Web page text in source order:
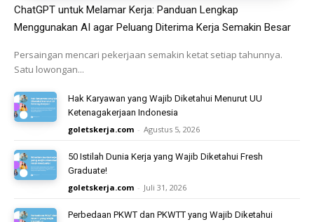
ChatGPT untuk Melamar Kerja: Panduan Lengkap
Menggunakan AI agar Peluang Diterima Kerja Semakin Besar
Persaingan mencari pekerjaan semakin ketat setiap tahunnya.
Satu lowongan...
Hak Karyawan yang Wajib Diketahui Menurut UU
Ketenagakerjaan Indonesia
goletskerja.com - Agustus 5, 2026
50 Istilah Dunia Kerja yang Wajib Diketahui Fresh
Graduate!
goletskerja.com - Juli 31, 2026
Perbedaan PKWT dan PKWTT yang Wajib Diketahui